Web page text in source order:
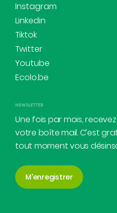
Instagram
Linkedin
Tiktok
Twitter
Youtube
Ecolo.be
NEWSLETTER
Une fois par mois,
votre boîte mail. C’est
tout moment vous
M'enregistrer